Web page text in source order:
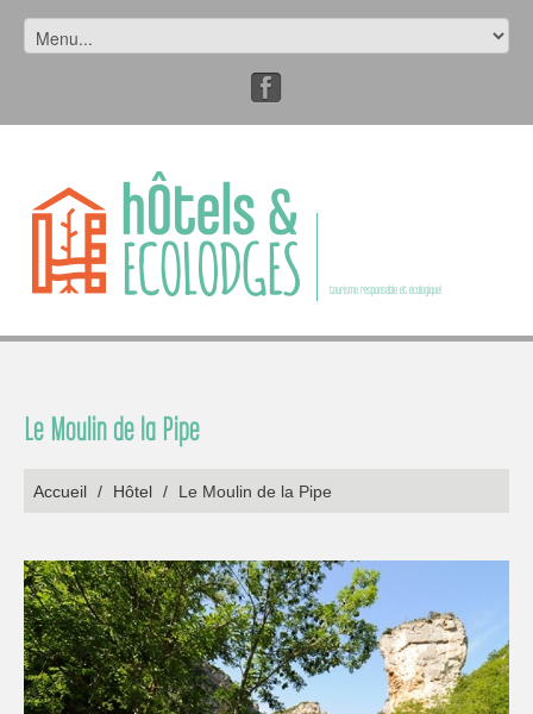
tourisme responsable et écologique!
Le Moulin de la Pipe
Accueil / Hôtel / Le Moulin de la Pipe